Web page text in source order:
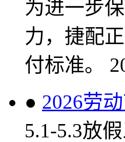
为进一步
力，捷配
付标准。
● 2026劳
5.1-5.3放